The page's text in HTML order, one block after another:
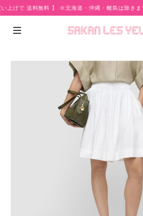
で 送料無料 】 ※北海道・沖縄・離島は除きます。